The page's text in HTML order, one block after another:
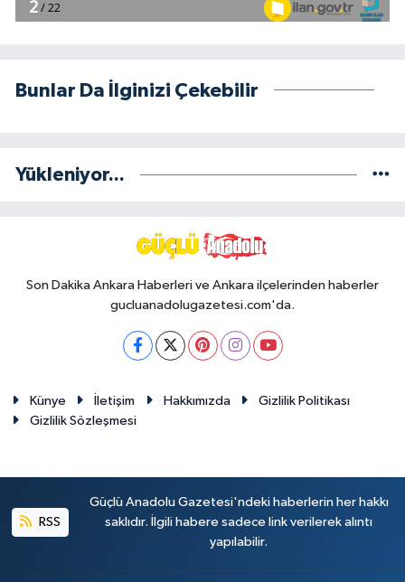
Bunlar Da İlginizi Çekebilir
Yükleniyor...
Son Dakika Ankara Haberleri ve Ankara ilçelerinden haberler
gucluanadolugazetesi.com'da.
Künye İletişim Hakkımızda
Gizlilik Politikası
Gizlilik Sözleşmesi
RSS
Güçlü Anadolu Gazetesi'ndeki haberlerin her hakkı
saklıdır. İlgili habere sadece link verilerek alıntı
yapılabilir.